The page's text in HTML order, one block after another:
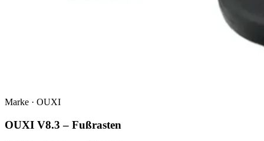
Marke · OUXI
OUXI V8.3 – Fußrasten